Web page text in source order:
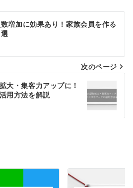
増加に効果あり！家族会員を作る
次のページ
大・集客力アップに！
用方法を解説